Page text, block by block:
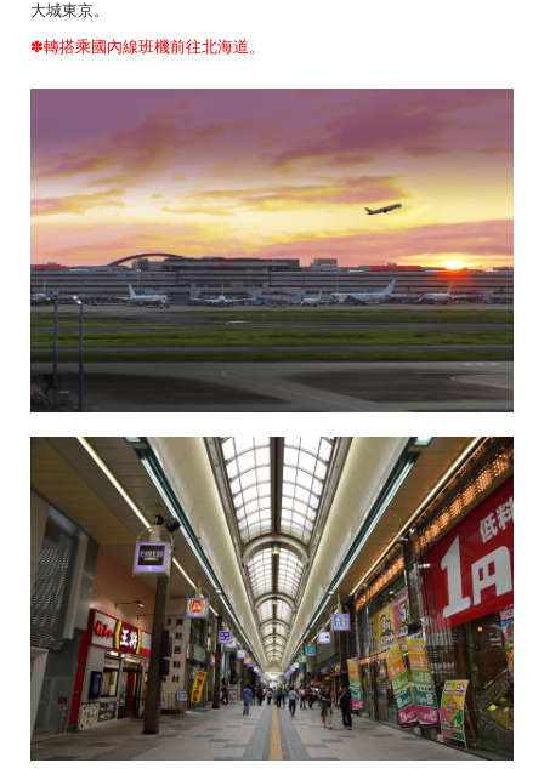
大城東京。
✽轉搭乘國內線班機前往北海道。